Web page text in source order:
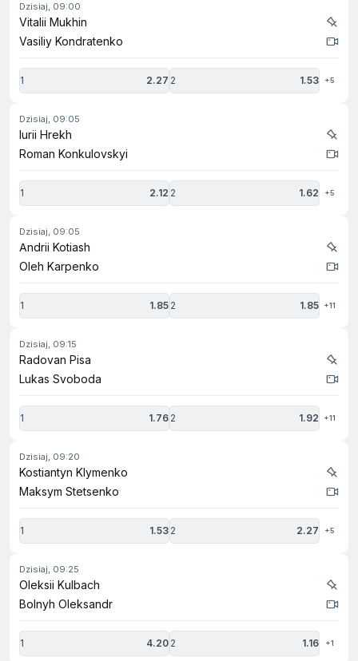
dzisiaj, 09:00
Vitalii Mukhin
Vasiliy Kondratenko
1 2.27 2 1.53 +5
dzisiaj, 09:05
Iurii Hrekh
Roman Konkulovskyi
1 2.12 2 1.62 +5
dzisiaj, 09:05
Andrii Kotiash
Oleh Karpenko
1 1.85 2 1.85 +11
dzisiaj, 09:15
Radovan Pisa
Lukas Svoboda
1 1.76 2 1.92 +11
dzisiaj, 09:20
Kostiantyn Klymenko
Maksym Stetsenko
1 1.53 2 2.27 +5
dzisiaj, 09:25
Oleksii Kulbach
Bolnyh Oleksandr
1 4.20 2 1.16 +1